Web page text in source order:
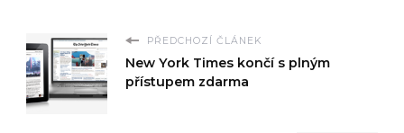
PŘEDCHOZÍ ČLÁNEK
New York Times končí s plným
přístupem zdarma